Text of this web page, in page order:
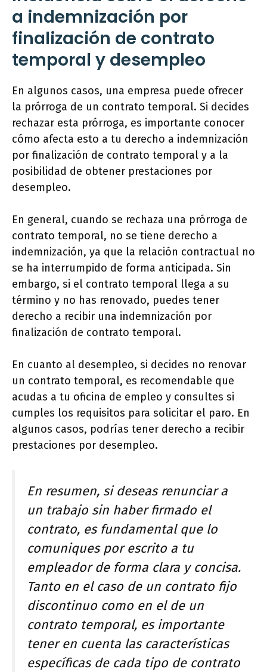
a indemnización por
finalización de contrato
temporal y desempleo
En algunos casos, una empresa puede ofrecer
la prórroga de un contrato temporal. Si decides
rechazar esta prórroga, es importante conocer
cómo afecta esto a tu derecho a indemnización
por finalización de contrato temporal y a la
posibilidad de obtener prestaciones por
desempleo.
En general, cuando se rechaza una prórroga de
contrato temporal, no se tiene derecho a
indemnización, ya que la relación contractual no
se ha interrumpido de forma anticipada. Sin
embargo, si el contrato temporal llega a su
término y no has renovado, puedes tener
derecho a recibir una indemnización por
finalización de contrato temporal.
En cuanto al desempleo, si decides no renovar
un contrato temporal, es recomendable que
acudas a tu oficina de empleo y consultes si
cumples los requisitos para solicitar el paro. En
algunos casos, podrías tener derecho a recibir
prestaciones por desempleo.
En resumen, si deseas renunciar a
un trabajo sin haber firmado el
contrato, es fundamental que lo
comuniques por escrito a tu
empleador de forma clara y concisa.
Tanto en el caso de un contrato fijo
discontinuo como en el de un
contrato temporal, es importante
tener en cuenta las características
específicas de cada tipo de contrato